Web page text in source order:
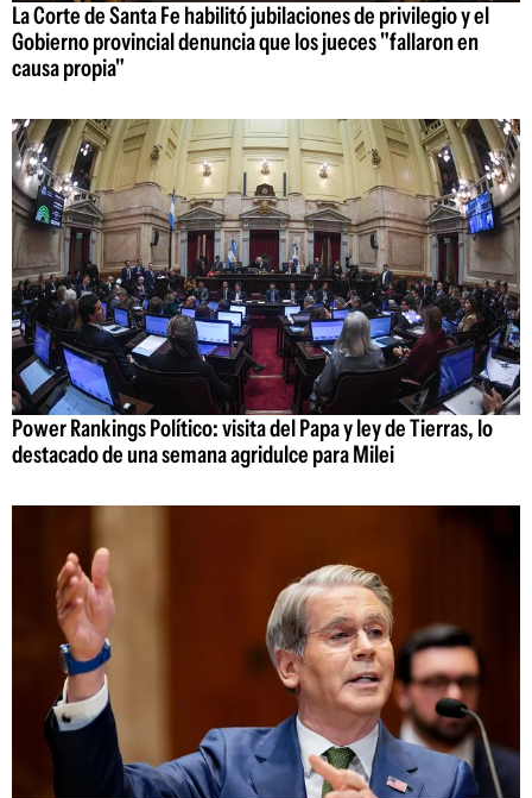
La Corte de Santa Fe habilitó jubilaciones de privilegio y el
Gobierno provincial denuncia que los jueces "fallaron en
causa propia"
Power Rankings Político: visita del Papa y ley de Tierras, lo
destacado de una semana agridulce para Milei